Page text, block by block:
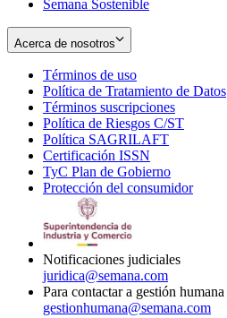
Semana Sostenible
Acerca de nosotros
Términos de uso
in
new
window
Política de Tratamiento de Datos
Términos suscripciones
in
Política de Riesgos C/ST
Política SAGRILAFT
new
window
Certificación ISSN
in
new
TyC Plan de Gobierno
in
Protección del consumidorOpens
Notificaciones judiciales
juridica@semana.com
Para contactar a gestión humana
gestionhumana@semana.com